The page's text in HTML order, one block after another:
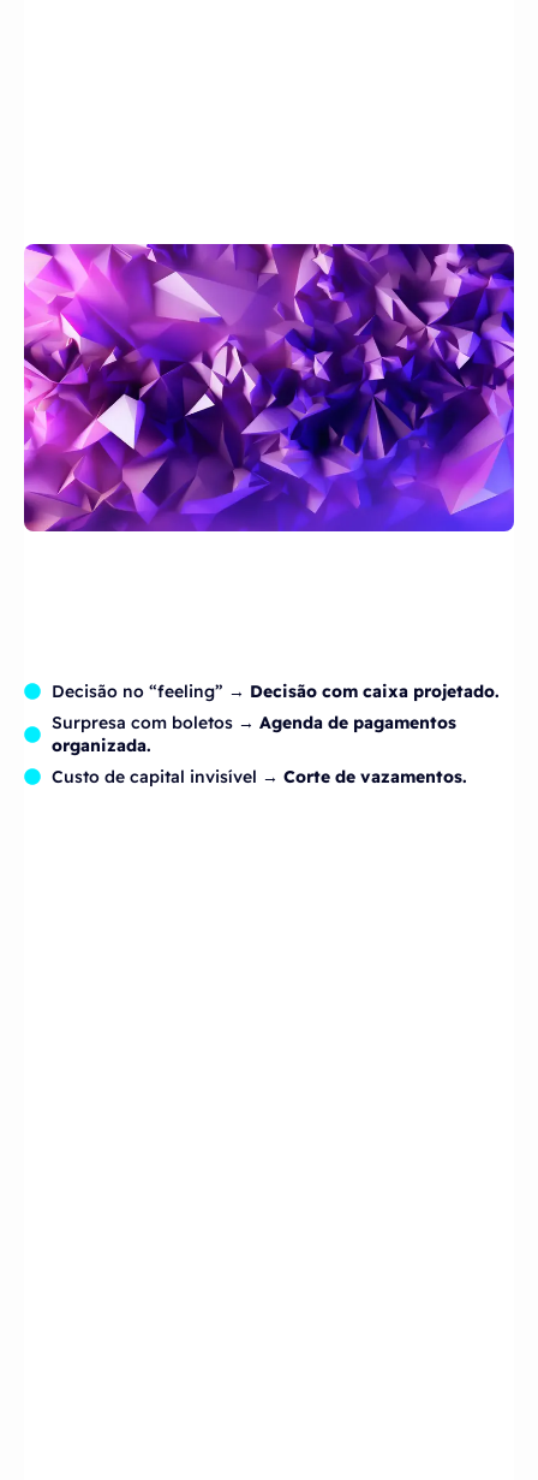
Decisão no “feeling” → Decisão com caixa projetado.
Surpresa com boletos → Agenda de pagamentos
organizada.
Custo de capital invisível → Corte de vazamentos.